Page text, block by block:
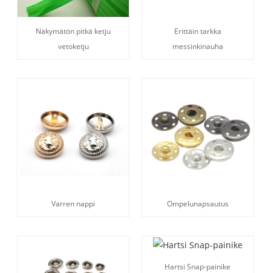
Näkymätön pitkä ketju
vetoketju
Erittäin tarkka
messinkinauha
Varren nappi Ompelunapsautus
Hartsi Snap-painike